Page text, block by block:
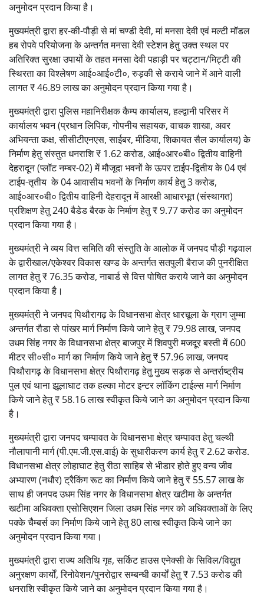
अनुमोदन प्रदान किया है।
मुख्यमंत्री द्वारा हर-की-पौड़ी से मां चण्डी देवी, मां मनसा देवी एवं मल्टी मॉडल
हब रोपवे परियोजना के अन्तर्गत मनसा देवी स्टेशन हेतु उक्त स्थल पर
अतिरिक्त सुरक्षा उपायों के तहत मनसा देवी पहाड़ी पर चट्टान/मिट्टी की
स्थिरता का विश्लेषण आई०आई०टी०, रुड़की से कराये जाने में आने वाली
लागत ₹ 46.89 लाख का अनुमोदन प्रदान किया गया है।
मुख्यमंत्री द्वारा पुलिस महानिरीक्षक कैम्प कार्यालय, हल्द्वानी परिसर में
कार्यालय भवन (प्रधान लिपिक, गोपनीय सहायक, वाचक शाखा, अवर
अभियन्ता कक्ष, सीसीटीएनएस, साईबर, मीडिया, शिकायत सैल कार्यालय) के
निर्माण हेतु संस्तुत धनराशि ₹ 1.62 करोड, आई०आर०बी० द्वितीय वाहिनी
देहरादून (प्लॉट नम्बर-02) में मौजूदा भवनों के ऊपर टाईप-द्वितीय के 04 एवं
टाईप-तृतीय के 04 आवासीय भवनों के निर्माण कार्य हेतु 3 करोड,
आई०आर०बी० द्वितीय वाहिनी देहरादून में आरक्षी आधारभूत (संस्थागत)
प्रशिक्षण हेतु 240 बैडेड बैरक के निर्माण हेतु ₹ 9.77 करोड का अनुमोदन
प्रदान किया गया है।
मुख्यमंत्री ने व्यय वित्त समिति की संस्तुति के आलोक में जनपद पौड़ी गढ़वाल
के द्वारीखाल/एकेश्वर विकास खण्ड के अन्तर्गत सतपुली बैराज की पुनरीक्षित
लागत हेतु ₹ 76.35 करोड, नाबार्ड से वित्त पोषित कराये जाने का अनुमोदन
प्रदान किया है।
मुख्यमंत्री ने जनपद पिथौरागढ़ के विधानसभा क्षेत्र धारचूला के ग्राग जुम्मा
अन्तर्गत रौडा से पांखर मार्ग निर्माण किये जाने हेतु ₹ 79.98 लाख, जनपद
उधम सिंह नगर के विधानसभा क्षेत्र बाजपुर में शिवपुरी मजदूर बस्ती में 600
मीटर सी०सी० मार्ग का निर्माण किये जाने हेतु ₹ 57.96 लाख, जनपद
पिथौरागढ़ के विधानसभा क्षेत्र पिथौरागढ़ हेतु मुख्य सड़क से अन्तर्राष्ट्रीय
पुल एवं थाना झूलाघाट तक हल्का मोटर इन्टर लॉकिंग टाईल्स मार्ग निर्माण
किये जाने हेतु ₹ 58.16 लाख स्वीकृत किये जाने का अनुमोदन प्रदान किया
है।
मुख्यमंत्री द्वारा जनपद चम्पावत के विधानसभा क्षेत्र चम्पावत हेतु चल्थी
नौलापानी मार्ग (पी.एम.जी.एस.वाई) के सुधारीकरण कार्य हेतु ₹ 2.62 करोड.
विधानसभा क्षेत्र लोहाघाट हेतु रीठा साहिब से भीडार होते हुए वन्य जीव
अभ्यारण (नधौर) ट्रैकिंग रूट का निर्माण किये जाने हेतु ₹ 55.57 लाख के
साथ ही जनपद उधम सिंह नगर के विधानसभा क्षेत्र खटीमा के अन्तर्गत
खटीमा अधिवक्ता एसोसिएशन जिला उधम सिंह नगर को अधिवक्ताओं के लिए
पक्के चैैम्बर्स का निर्माण किये जाने हेतु 80 लाख स्वीकृत किये जाने का
अनुमोदन प्रदान किया गया।
मुख्यमंत्री द्वारा राज्य अतिथि गृह, सर्किट हाउस एनेक्सी के सिविल/विद्युत
अनुरक्षण कार्यों, रिनोवेशन/पुनरोद्वार सम्बन्धी कार्यों हेतु ₹ 7.53 करोड की
धनराशि स्वीकृत किये जाने का अनुमोदन प्रदान किया गया है।